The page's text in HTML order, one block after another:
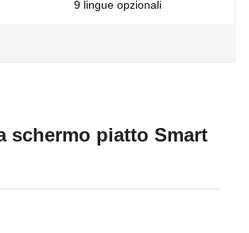
9 lingue opzionali
schermo piatto Smart